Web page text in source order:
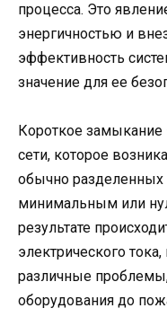
процесса. Это
энергичностью и
эффективность
значение для ее
Короткое замыкание
сети, которое
обычно разделенных
минимальным или
результате
электрического
различные
оборудования до